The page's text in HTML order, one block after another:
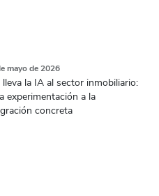
mayo de 2026
lleva la IA al sector inmobiliario:
experimentación a la
concreta